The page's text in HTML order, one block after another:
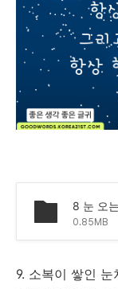
8 눈 오
0.85MB
9. 소복이 쌓인